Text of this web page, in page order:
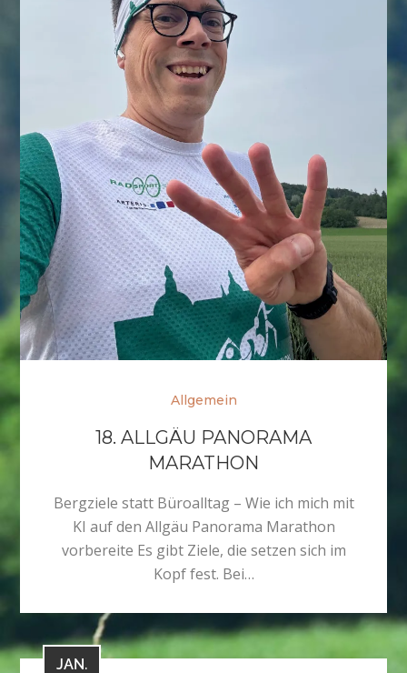
Allgemein
18. ALLGÄU PANORAMA
MARATHON
Bergziele statt Büroalltag – Wie ich mich mit
KI auf den Allgäu Panorama Marathon
vorbereite Es gibt Ziele, die setzen sich im
Kopf fest. Bei…
JAN.